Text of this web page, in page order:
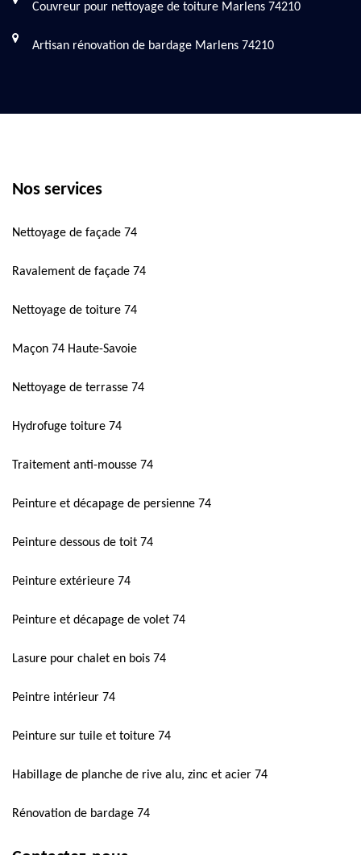
Couvreur pour nettoyage de toiture Marlens 74210
Artisan rénovation de bardage Marlens 74210
Nos services
Nettoyage de façade 74
Ravalement de façade 74
Nettoyage de toiture 74
Maçon 74 Haute-Savoie
Nettoyage de terrasse 74
Hydrofuge toiture 74
Traitement anti-mousse 74
Peinture et décapage de persienne 74
Peinture dessous de toit 74
Peinture extérieure 74
Peinture et décapage de volet 74
Lasure pour chalet en bois 74
Peintre intérieur 74
Peinture sur tuile et toiture 74
Habillage de planche de rive alu, zinc et acier 74
Rénovation de bardage 74